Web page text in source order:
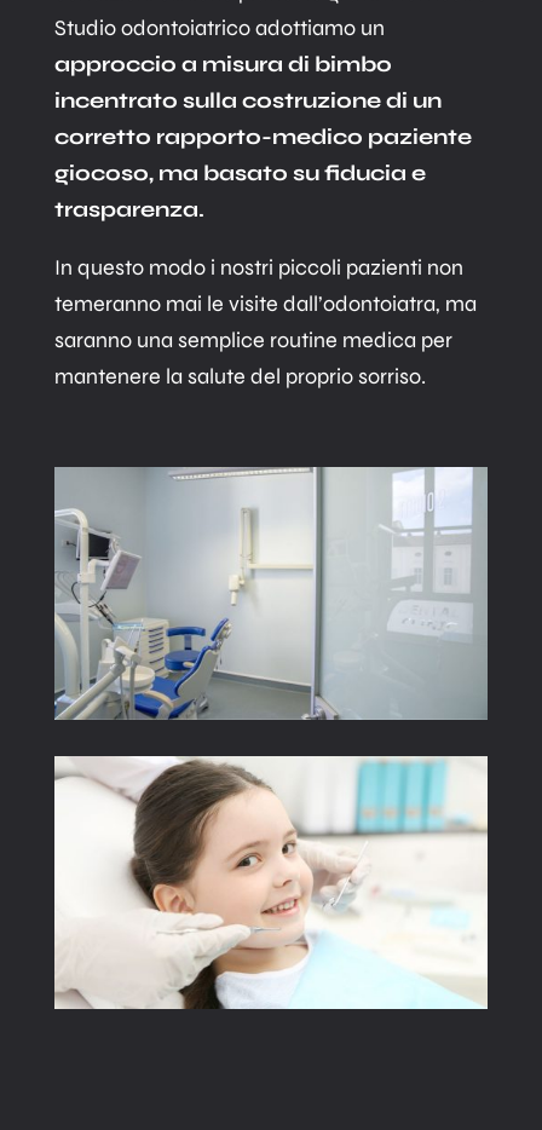
Studio odontoiatrico adottiamo un
approccio a misura di bimbo
incentrato sulla costruzione di un
corretto rapporto-medico paziente
giocoso, ma basato su fiducia e
trasparenza.
In questo modo i nostri piccoli pazienti non
temeranno mai le visite dall’odontoiatra, ma
saranno una semplice routine medica per
mantenere la salute del proprio sorriso.